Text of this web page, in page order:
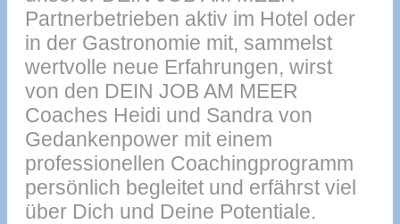
Partnerbetrieben aktiv im Hotel oder
in der Gastronomie mit, sammelst
wertvolle neue Erfahrungen, wirst
von den DEIN JOB AM MEER
Coaches Heidi und Sandra von
Gedankenpower mit einem
professionellen Coachingprogramm
persönlich begleitet und erfährst viel
über Dich und Deine Potentiale.